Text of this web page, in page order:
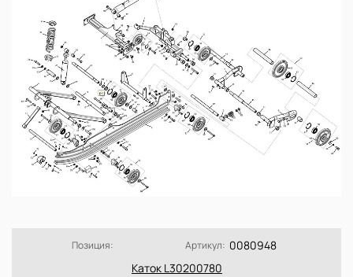
Позиция: Артикул: 0080948
Каток L30200780